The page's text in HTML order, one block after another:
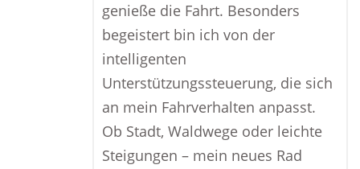
genieße die Fahrt. Besonders
begeistert bin ich von der
intelligenten
Unterstützungssteuerung, die sich
an mein Fahrverhalten anpasst.
Ob Stadt, Waldwege oder leichte
Steigungen – mein neues Rad